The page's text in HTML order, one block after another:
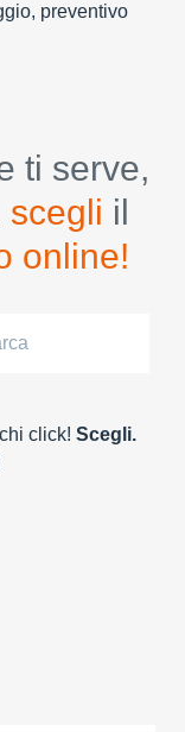
preventivo
ti serve,
scegli il
online!
click! Scegli.